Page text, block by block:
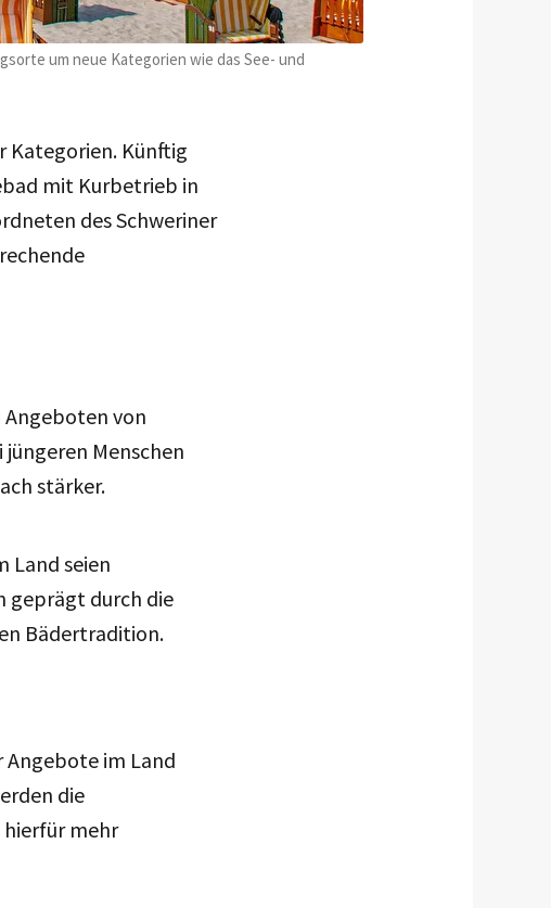
um neue Kategorien wie das See- und
Kategorien. Künftig
mit Kurbetrieb in
des Schweriner
Angeboten von
Menschen
stärker.
Land seien
geprägt durch die
Bädertradition.
Angebote im Land
die
hierfür mehr